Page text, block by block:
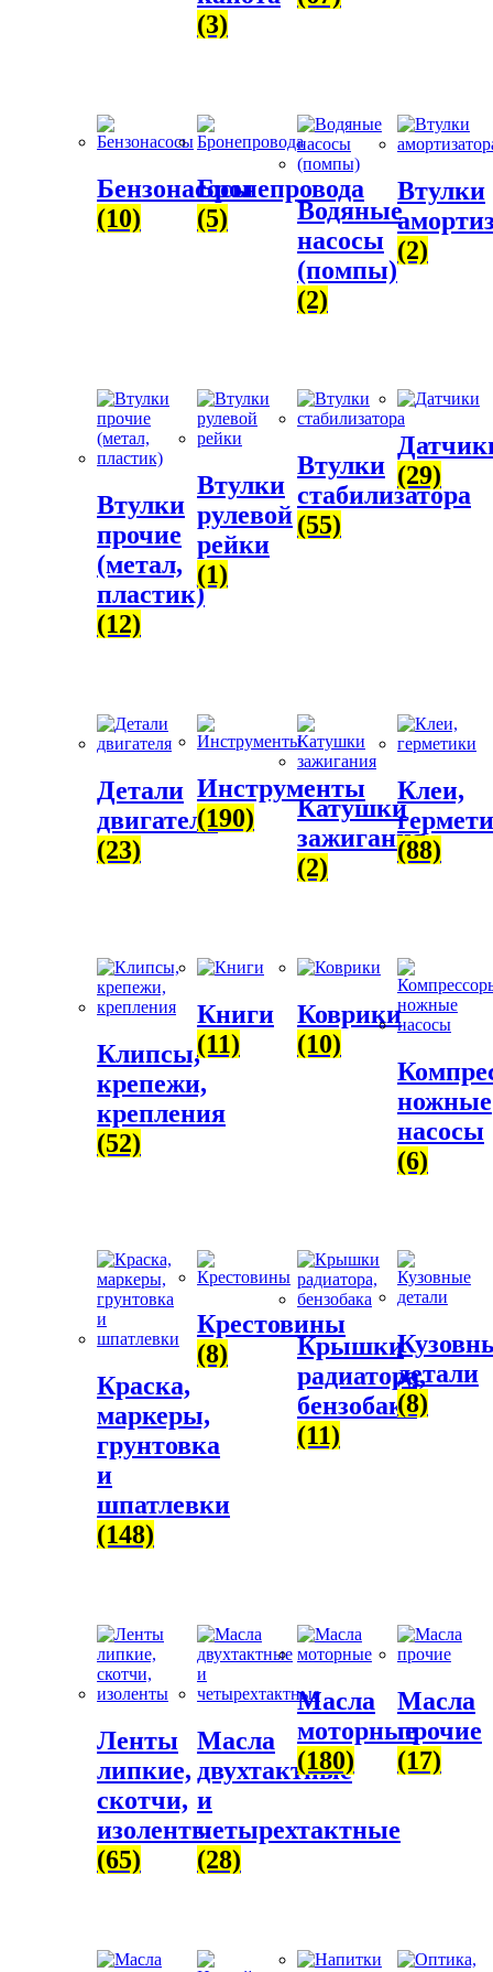
(3)
Бензонасосы
(10)
Бронепровода
(5)
Водяные
насосы
(помпы)
(2)
Втулки
(2)
Втулки
прочие
(метал,
пластик)
(12)
Втулки
рулевой
рейки
(1)
Втулки
стабилизатора
(55)
(29)
Детали
двигателя
(23)
Инструменты
(190)
Катушки
зажигания
(2)
Клеи,
(88)
Клипсы,
крепежи,
крепления
(52)
Книги
(11)
Коврики
(10)
ножные
насосы
(6)
Краска,
маркеры,
грунтовка
и
шпатлевки
(148)
Крестовины
(8)
Крышки
радиатора,
бензобака
(11)
детали
(8)
Ленты
липкие,
скотчи,
изоленты
(65)
Масла
двухтактные
и
четырехтактные
(28)
Масла
моторные
(180)
Масла
прочие
(17)